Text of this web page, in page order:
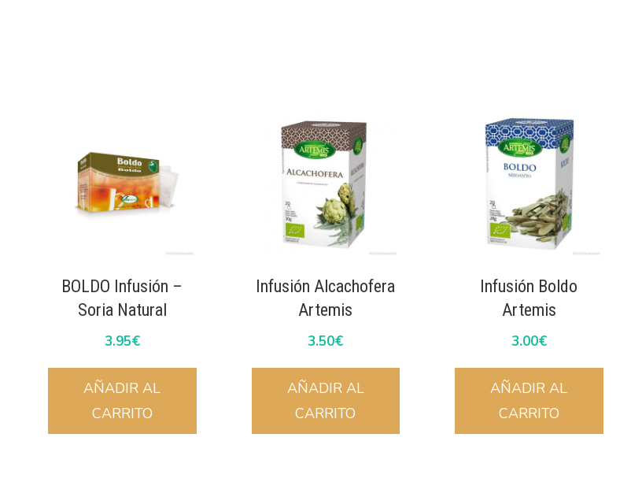
BOLDO Infusión –
Soria Natural
3.95€
AÑADIR AL
CARRITO
Infusión Alcachofera
Artemis
3.50€
AÑADIR AL
CARRITO
Infusión Boldo
Artemis
3.00€
AÑADIR AL
CARRITO